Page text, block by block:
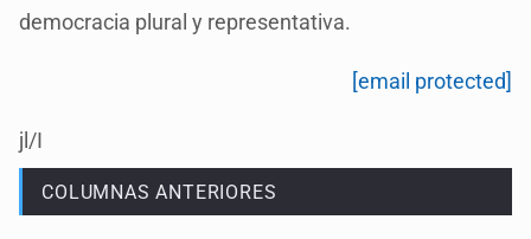
democracia plural y representativa.
[email protected]
jl/I
COLUMNAS ANTERIORES